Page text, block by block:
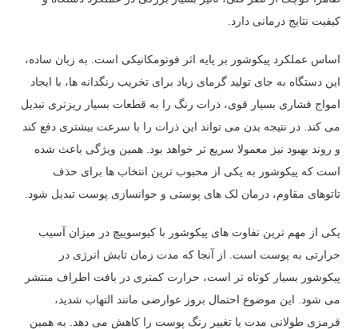
کیفیت نتایج درمانی دارد.
اساس عملکرد پیکوشور بر پایه اثر فوتومکانیکی است. به زبان ساده،
این دستگاه به جای تولید گرمای زیاد برای تخریب رنگدانه ها، با ایجاد
امواج فشاری بسیار قوی، ذرات رنگ را به قطعات بسیار ریزتری تبدیل
می کند. در نتیجه بدن می تواند این ذرات را با سرعت بیشتری دفع کند
و روند بهبود نیز معمولا سریع تر خواهد بود. همین ویژگی باعث شده
است که پیکوشور به یکی از محبوب ترین انتخاب ها برای حذف
تاتوهای مقاوم، درمان لک های پوستی و جوانسازی پوست تبدیل شود.
یکی از مهم ترین تفاوت های پیکوشور با کیوسوییچ در میزان آسیب
حرارتی به پوست است. از آنجا که مدت زمان تابش انرژی در
پیکوشور بسیار کوتاه تر است، حرارت کمتری در بافت اطراف منتشر
می شود. این موضوع احتمال بروز عوارضی مانند التهاب شدید،
قرمزی طولانی مدت یا تغییر رنگ پوست را کاهش می دهد. به همین